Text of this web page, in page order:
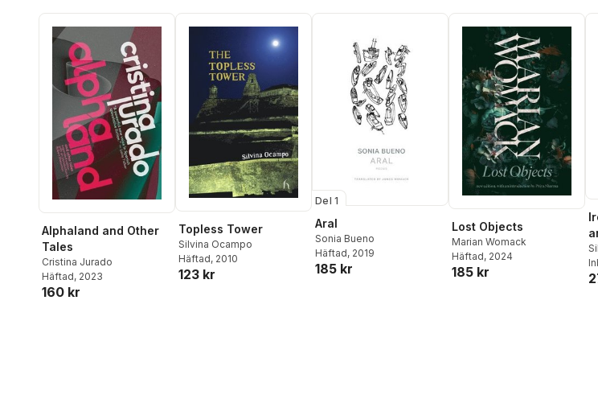
Alphaland and Other
Tales
Cristina Jurado
Häftad, 2023
160 kr
Topless Tower
Silvina Ocampo
Häftad, 2010
123 kr
Del 1
Aral
Sonia Bueno
Häftad, 2019
185 kr
Lost Objects
Marian Womack
Häftad, 2024
185 kr